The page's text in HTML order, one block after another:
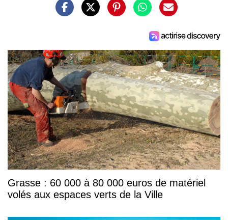
Grasse : 60 000 à 80 000 euros de matériel
volés aux espaces verts de la Ville